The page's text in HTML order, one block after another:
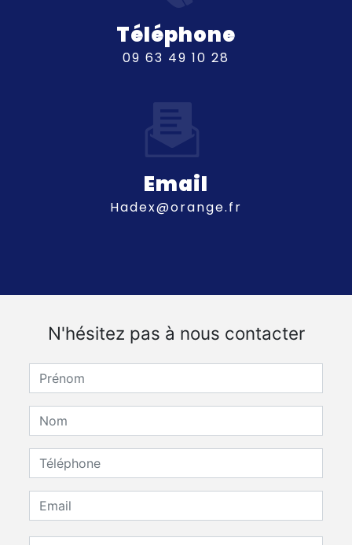
Téléphone
09 63 49 10 28
Email
hadex@orange.fr
N'hésitez pas à nous contacter